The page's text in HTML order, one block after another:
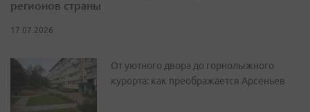
регионов страны
17.07.2026
От уютного двора до горнолыжного
курорта: как преображается Арсеньев